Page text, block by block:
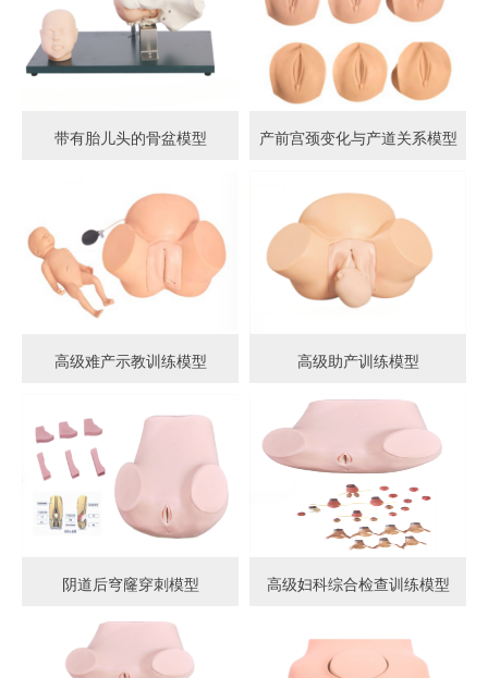
带有胎儿头的骨盆模型 产前宫颈变化与产道关系模型
高级难产示教训练模型 高级助产训练模型
阴道后穹窿穿刺模型 高级妇科综合检查训练模型